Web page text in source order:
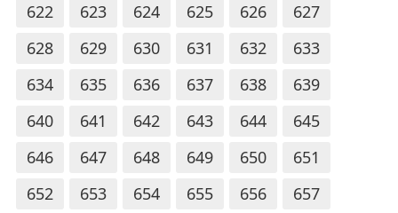
622
623 624 625 626
627
628
629 630 631 632
633
634
635 636 637 638
639
640
641 642 643 644
645
646
647 648 649 650
651
652
653 654 655 656
657